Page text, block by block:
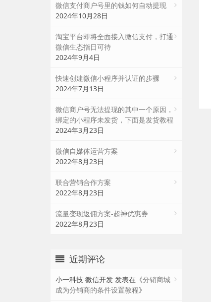
微信支付商户号里的钱如何自动提现
2024年10月28日
淘宝平台即将全面接入微信支付，打通
微信生态指日可待
2024年9月4日
快速创建微信小程序并认证的步骤
2024年7月13日
微信商户号无法提现的其中一个原因，
绑定的小程序未发货，下面是发货教程
2024年3月23日
微信自媒体运营方案
2022年8月23日
联合营销合作方案
2022年8月23日
流量变现返佣方案-超神优惠券
2022年8月23日
近期评论
小一科技 微信开发 发表在《分销商城
成为分销商的条件设置教程》